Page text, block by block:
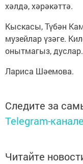
хәлдә, хәрәкәттә.
Кыскасы, Түбән
музейлар үзәге.
онытмагыз, дуслар.
Лариса Шәемова.
Следите за
Telegram-канале
Читайте